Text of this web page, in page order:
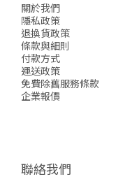
關於我們
隱私政策
退換貨政策
條款與細則
付款方式
運送政策
免費除舊服務條款
企業報價
聯絡我們